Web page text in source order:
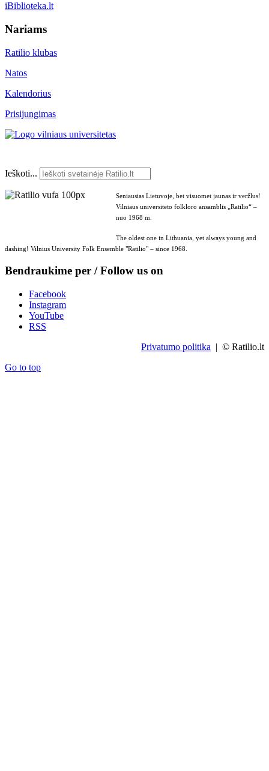
iBiblioteka.lt
Nariams
Ratilio klubas
Natos
Kalendorius
Prisijungimas
Ieškoti...
Seniausias Lietuvoje, bet visuomet jaunas ir veržlus!
Vilniaus universiteto folkloro ansamblis „Ratilio“ –
nuo 1968 m.
The oldest one in Lithuania, yet always young and
dashing! Vilnius University Folk Ensemble "Ratilio" – since 1968.
Bendraukime per / Follow us on
Facebook
Instagram
YouTube
RSS
Privatumo politika | © Ratilio.lt
Go to top